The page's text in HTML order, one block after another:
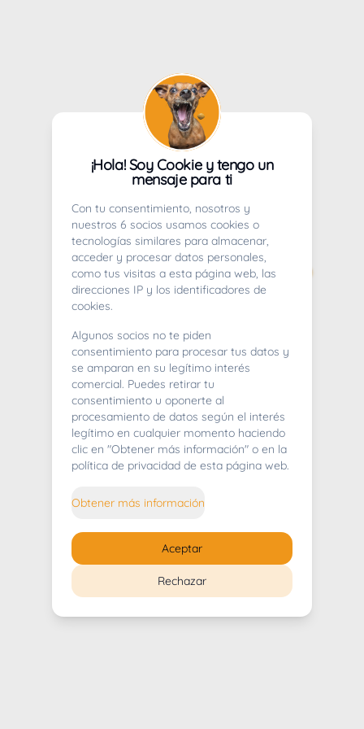
404
Whoops! Lo sentimos mucho.
¡Hola! Soy Cookie y tengo un
mensaje para ti
Con tu consentimiento, nosotros y
nuestros 6 socios usamos cookies o
tecnologías similares para almacenar,
acceder y procesar datos personales,
como tus visitas a esta página web, las
direcciones IP y los identificadores de
cookies.
Algunos socios no te piden
consentimiento para procesar tus datos y
se amparan en su legítimo interés
comercial. Puedes retirar tu
consentimiento u oponerte al
procesamiento de datos según el interés
legítimo en cualquier momento haciendo
clic en "Obtener más información" o en la
política de privacidad de esta página web.
Obtener más información
Rechazar
Aceptar